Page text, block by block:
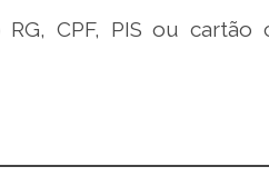
CPF, PIS ou cartão